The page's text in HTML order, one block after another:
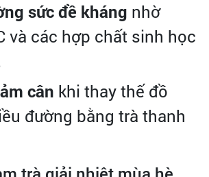
sức đề kháng nhờ
và các hợp chất sinh học
cân khi thay thế đồ
đường bằng trà thanh